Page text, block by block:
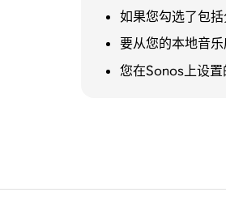
如果您勾选了包
要从您的本地音
您在Sonos上设置